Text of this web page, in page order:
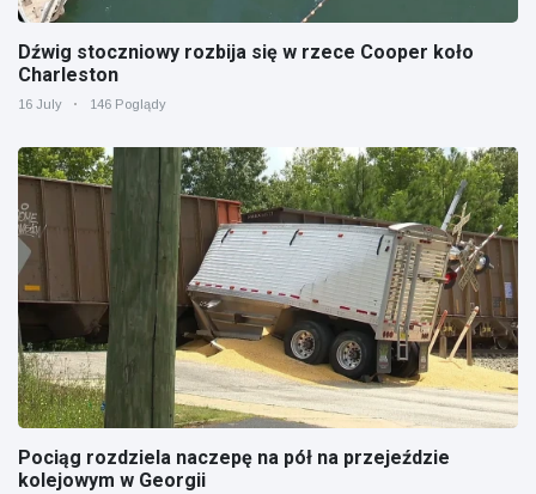
Dźwig stoczniowy rozbija się w rzece Cooper koło
Charleston
16 July 146 Poglądy
Pociąg rozdziela naczepę na pół na przejeździe
kolejowym w Georgii